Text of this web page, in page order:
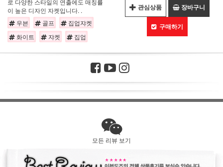
로 다양한 스타일의 연출에도 매칭률
이 높은 디자인 자켓입니다. .
우븐
골프
집업쟈켓
화이트
쟈켓 집업
관심상품 장바구니
구매하기
모든 리뷰 보기